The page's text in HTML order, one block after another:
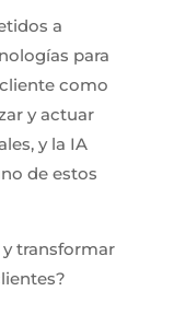
a
para
como
y actuar
y la IA
de estos
transformar